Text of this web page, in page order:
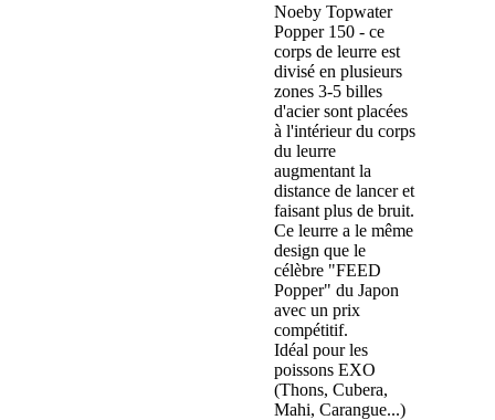
Noeby Topwater
Popper 150 - ce
corps de leurre est
divisé en plusieurs
zones 3-5 billes
d'acier sont placées
à l'intérieur du corps
du leurre
augmentant la
distance de lancer et
faisant plus de bruit.
Ce leurre a le même
design que le
célèbre "FEED
Popper" du Japon
avec un prix
compétitif.
Idéal pour les
poissons EXO
(Thons, Cubera,
Mahi, Carangue...)